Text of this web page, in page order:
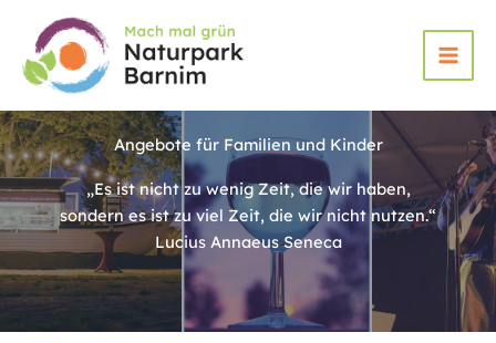
Inhalt
springen
Angebote für Familien und Kinder
„Es ist nicht zu wenig Zeit, die wir haben,
sondern es ist zu viel Zeit, die wir nicht nutzen.“
Lucius Annaeus Seneca